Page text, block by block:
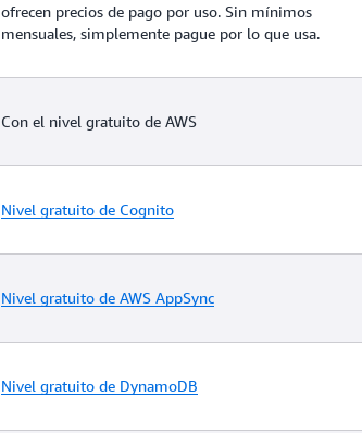
ofrecen precios de pago por uso. Sin mínimos
mensuales, simplemente pague por lo que usa.
Con el nivel gratuito de AWS
Nivel gratuito de Cognito
Nivel gratuito de AWS AppSync
Nivel gratuito de DynamoDB